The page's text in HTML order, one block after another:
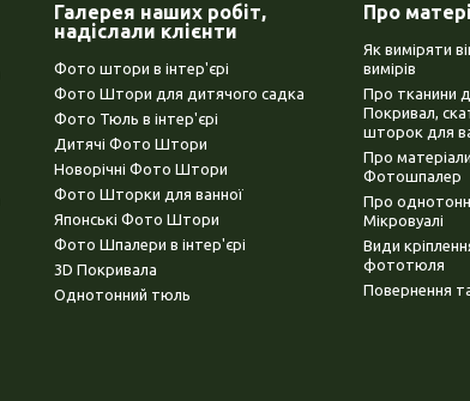
Галерея наших робіт,
надіслали клієнти
Фото штори в інтер'єрі
Фото Штори для дитячого садка
Фото Тюль в інтер'єрі
Дитячі Фото Штори
Новорічні Фото Штори
Фото Шторки для ванної
Японські Фото Штори
Фото Шпалери в інтер'єрі
3D Покривала
Однотонний тюль
Про
Як виміряти
вимірів
Про тканини
Покривал,
шторок для
Про
Фотошпалер
Про
Мікровуалі
Види
фототюля
Повернення